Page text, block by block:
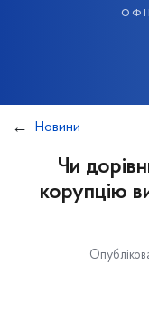
Новини
Чи
корупцію